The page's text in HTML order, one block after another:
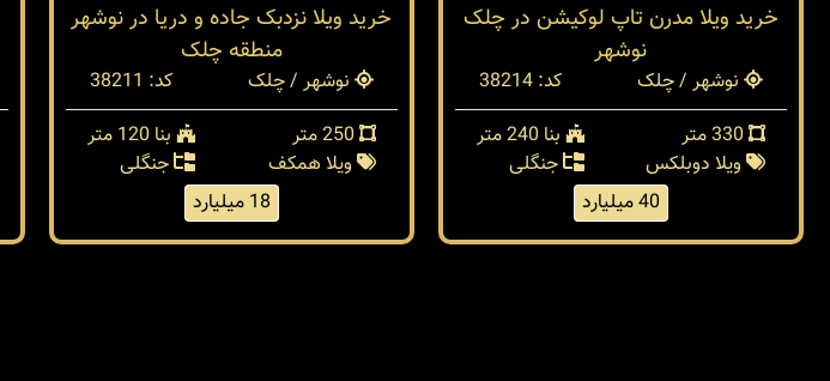
خرید ویلا مدرن تاپ لوکیشن در چلک
نوشهر
نوشهر / چلک
کد: 38214
بنا 240 متر
ویلا دوبلکس
جنگلی
40 میلیارد
خرید ویلا نزدبک جاده و دریا در نوشهر
منطقه چلک
نوشهر / چلک
کد: 38211
بنا 120 متر
ویلا همکف
جنگلی
18 میلیارد